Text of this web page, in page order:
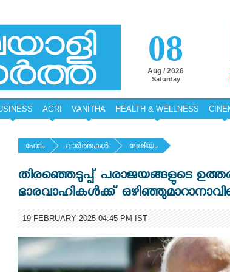
08
Aug / 2026
Saturday
AGRI VANITHA HEALTH & WELLNESS
ഹോം വാര്‍ത്തകള്‍ ദേശീയം
തിരഞ്ഞെടുപ്പ് പരാജയങ്ങളുടെ
ഭാരവാഹികള്‍ക്ക്
19 FEBRUARY 2025 04:45 PM IST